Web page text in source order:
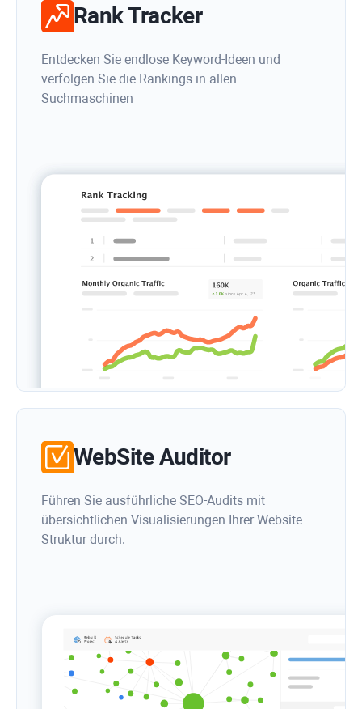
Rank Tracker
Entdecken Sie endlose Keyword-Ideen und
verfolgen Sie die Rankings in allen
Suchmaschinen
WebSite Auditor
Führen Sie ausführliche SEO-Audits mit
übersichtlichen Visualisierungen Ihrer Website-
Struktur durch.